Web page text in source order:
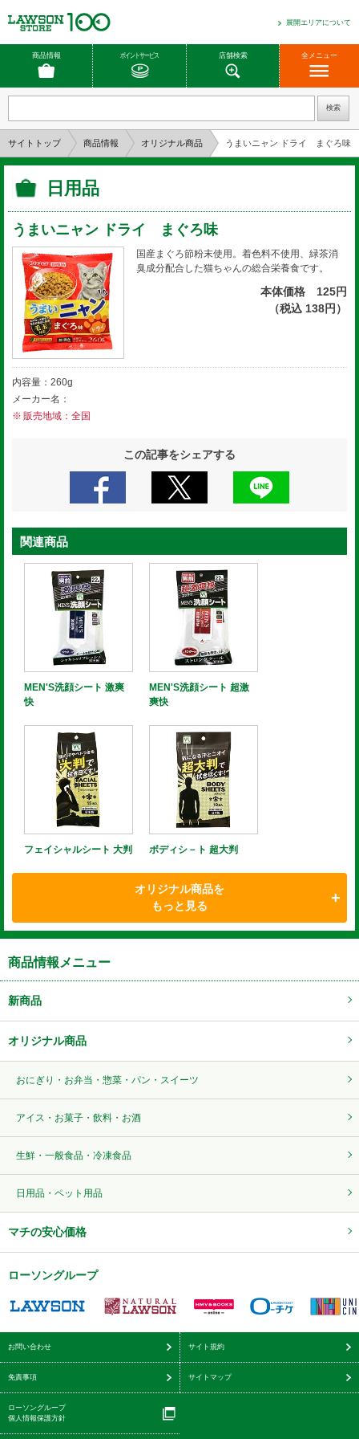
展開エリアについて
商品情報 ポイントサービス 店舗検索 全メニュー
サイトトップ 商品情報 オリジナル商品 うまいニャン ドライ まぐろ味
日用品
うまいニャン ドライ まぐろ味
国産まぐろ節粉末使用。着色料不使用、緑茶消
臭成分配合した猫ちゃんの総合栄養食です。
本体価格 125円
（税込 138円）
内容量：260g
メーカー名：
販売地域：全国
この記事をシェアする
関連商品
MEN'S洗顔シート 激爽
快
MEN'S洗顔シート 超激
爽快
フェイシャルシート 大判 ボディシ－ト 超大判
オリジナル商品を
もっと見る
商品情報メニュー
新商品
オリジナル商品
おにぎり・お弁当・惣菜・パン・スイーツ
アイス・お菓子・飲料・お酒
生鮮・一般食品・冷凍食品
日用品・ペット用品
マチの安心価格
ローソングループ
お問い合わせ サイト規約
免責事項 サイトマップ
ローソングループ
個人情報保護方針